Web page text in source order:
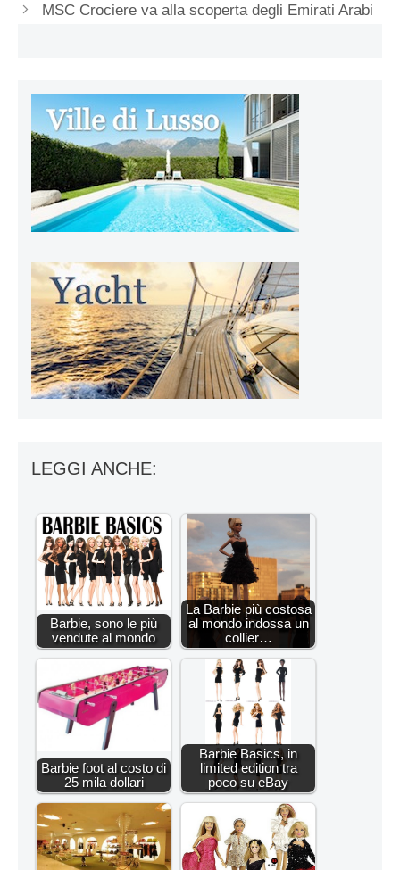
MSC Crociere va alla scoperta degli Emirati Arabi
LEGGI ANCHE:
Barbie, sono le più
vendute al mondo
La Barbie più costosa
al mondo indossa un
collier…
Barbie foot al costo di
25 mila dollari
Barbie Basics, in
limited edition tra
poco su eBay